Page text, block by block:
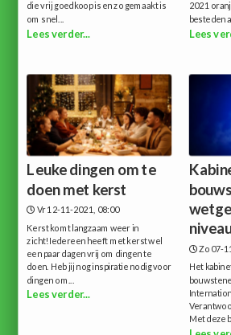
die vrij goedkoop is en zo gemaakt is
om snel...
Lees verder...
2021
besteden
Lees
Leuke dingen om te
doen met kerst
Vr 12-11-2021, 08:00
Kerst komt langzaam weer in
zicht!Iedereen heeft met kerst wel
een paar dagen vrij om dingen te
doen. Heb jij nog inspiratie nodig voor
dingen om...
Lees verder...
Zo 07-
Het
Met deze